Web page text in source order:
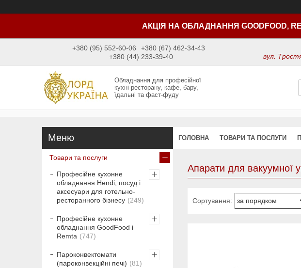
АКЦІЯ НА ОБЛАДНАННЯ GOODFOOD,
+380 (95) 552-60-06
+380 (67) 462-34-43
+380 (44) 233-39-40
вул.
Обладнання для професійної
кухні ресторану, кафе, бару,
їдальні та фаст-фуду
ГОЛОВНА ТОВАРИ ТА ПОСЛУГИ
Апарати для вакуумної
Товари та послуги
Професійне кухонне
обладнання Hendi, посуд і
аксесуари для готельно-
ресторанного бізнесу
249
Професійне кухонне
обладнання GoodFood і
Remta
747
Пароконвектомати
(пароконвекційні печі)
81